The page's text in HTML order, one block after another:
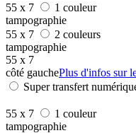
55 x 7
1 couleur
tampographie
55 x 7
2 couleurs
tampographie
55 x 7
côté gauchePlus d'infos sur
Super transfert
55 x 7
1 couleur
tampographie